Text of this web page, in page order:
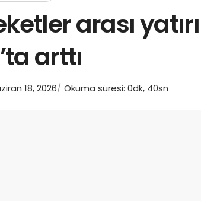
arası
arttı
18, 2026 Okuma süresi: 0dk, 40sn